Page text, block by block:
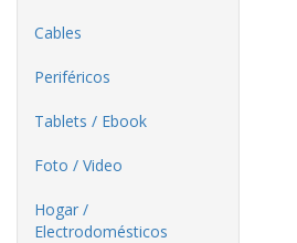
Cables
Periféricos
Tablets / Ebook
Foto / Video
Hogar /
Electrodomésticos